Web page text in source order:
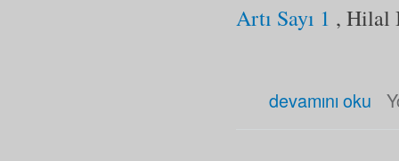
Artı Sayı 1 , Hilal
devamını oku